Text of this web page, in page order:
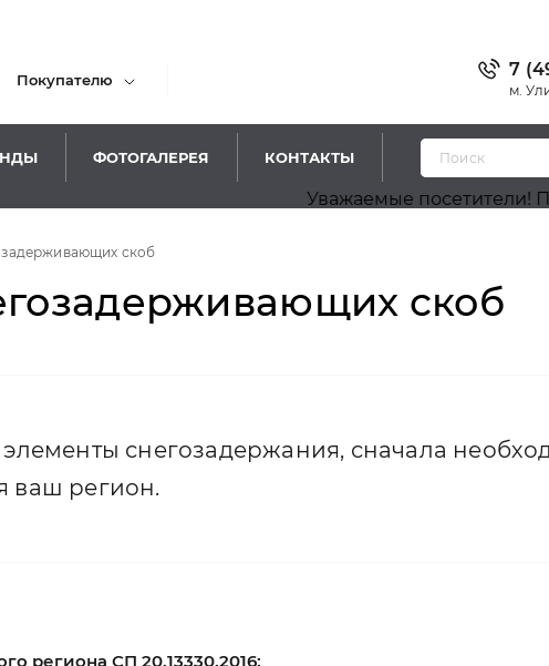
Покупателю
7
м.
ФОТОГАЛЕРЕЯ КОНТАКТЫ
Уважаемые посетители! Приносим
скоб
скоб
снегозадержания, сначала
ваш регион.
региона СП 20.13330.2016: